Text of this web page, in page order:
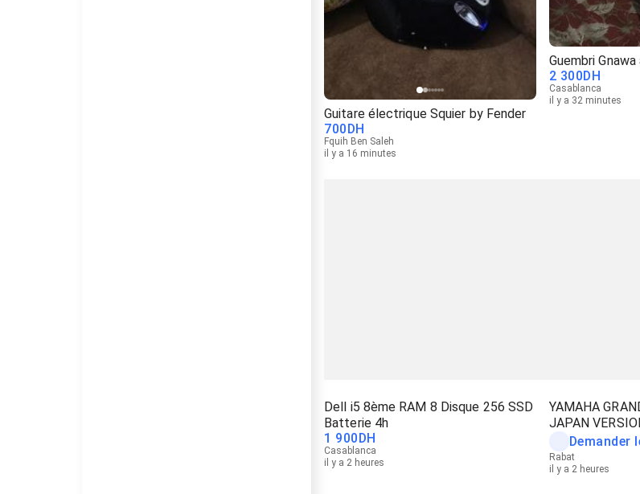
Guitare électrique Squier by Fender
700DH
Fquih Ben Saleh
il y a 16 minutes
Guembri
2 300 DH
Casablanca
il y a 32 minutes
Dell i5 8ème RAM 8 Disque 256 SSD
Batterie 4h
1 900DH
Casablanca
il y a 2 heures
YAMAHA
JAPAN
Demander
Rabat
il y a 2 heures